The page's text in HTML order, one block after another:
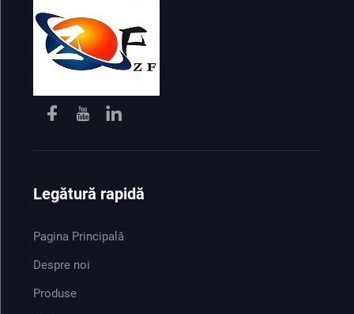
Legătură rapidă
Pagina Principală
Despre noi
Produse